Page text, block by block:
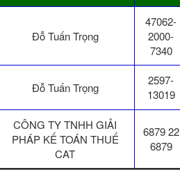
Đỗ Tuấn Trọng
47062-
2000-
7340
Đỗ Tuấn Trọng
2597-
13019
CÔNG TY TNHH GIẢI
PHÁP KẾ TOÁN THUẾ
CAT
6879 22
6879